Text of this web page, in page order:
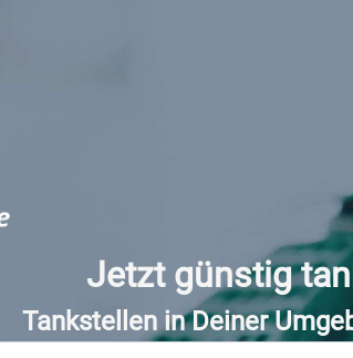
Jetzt günstig
Tankstellen in Deiner